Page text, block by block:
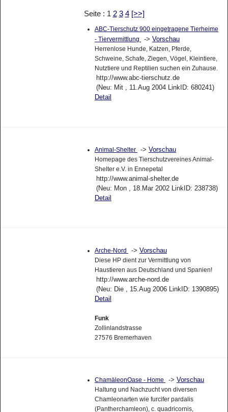
Seite : 1 2 3 4 [>>]
ABC-Tierschutz 900 eingetragene Tierheime
- Tiervermittlung
-> Vorschau
Herrenlose Hunde, Katzen, Pferde,
Schweine, Schafe, Ziegen, Vögel, Kleintiere,
Nutztiere und Reptilien suchen ein Zuhause.
http://www.abc-tierschutz.de
(Neu: Mit , 11.Aug 2004 LinkID: 680241)
Detail
Animal-Shelter -> Vorschau
Homepage des Tierschutzvereines Animal-
Shelter e.V. in Ennepetal
http://www.animal-shelter.de
(Neu: Mon , 18.Mar 2002 LinkID: 238738)
Detail
Arche-Nord -> Vorschau
Diese HP dient zur Vermittlung von
Haustieren aus Deutschland und Spanien!
http://www.arche-nord.de
(Neu: Die , 15.Aug 2006 LinkID: 1390895)
Detail
Funk
Zollinlandstrasse
27576 Bremerhaven
ChamäleonOase - Home -> Vorschau
Haltung und Nachzucht von diversen
Chamleonarten wie furcifer pardalis
(Pantherchamleon), c. quadricornis,